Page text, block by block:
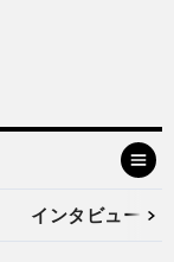
インタビュー